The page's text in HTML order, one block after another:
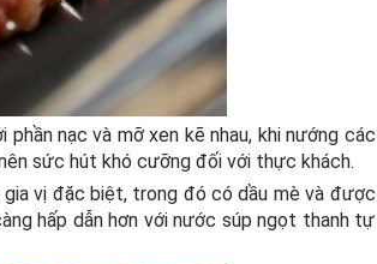
nạc và mỡ xen kẽ nhau, khi nướng các
sức hút khó cưỡng đối với thực khách.
vị đặc biệt, trong đó có dầu mè và được
hấp dẫn hơn với nước súp ngọt thanh tự